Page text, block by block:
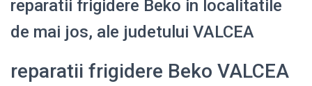
reparatii frigidere Beko in localitatile
de mai jos, ale judetului VALCEA
reparatii frigidere Beko VALCEA